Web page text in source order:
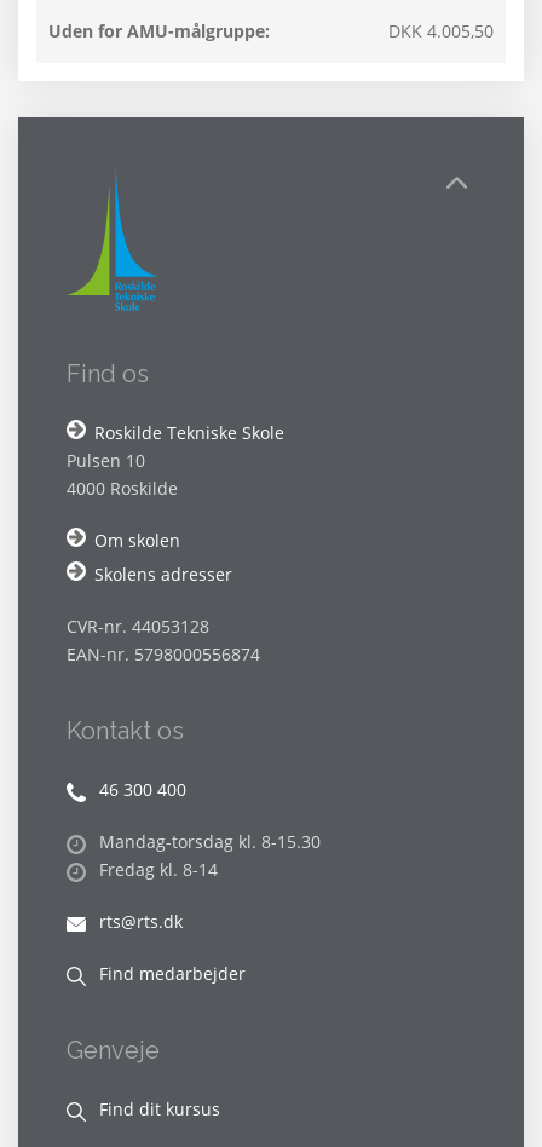
Uden for AMU-målgruppe: DKK 4.005,50
Find os
Roskilde Tekniske Skole
Pulsen 10
4000 Roskilde
Om skolen
Skolens adresser
CVR-nr. 44053128
EAN-nr. 5798000556874
Kontakt os
46 300 400
Mandag-torsdag kl. 8-15.30
Fredag kl. 8-14
rts@rts.dk
Find medarbejder
Genveje
Find dit kursus